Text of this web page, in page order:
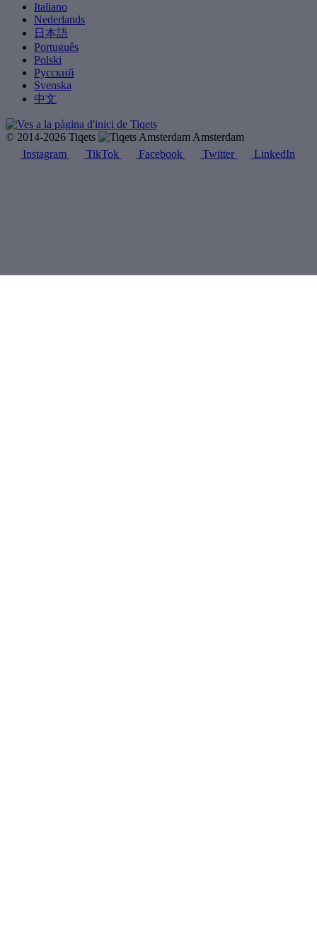
Italiano
Nederlands
日本語
Português
Polski
Русский
Svenska
中文
© 2014-2026 Tiqets
Amsterdam
Instagram
TikTok Facebook Twitter LinkedIn